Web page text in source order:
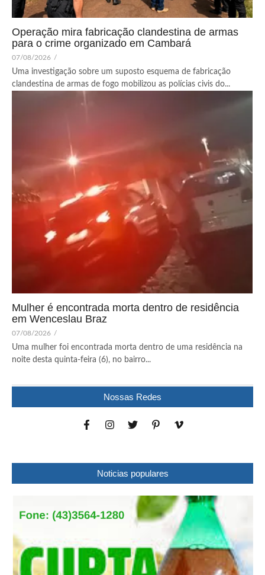
Operação mira fabricação clandestina de armas
para o crime organizado em Cambará
07/08/2026 /
Uma investigação sobre um suposto esquema de fabricação
clandestina de armas de fogo mobilizou as polícias civis do...
Mulher é encontrada morta dentro de residência
em Wenceslau Braz
07/08/2026 /
Uma mulher foi encontrada morta dentro de uma residência na
noite desta quinta-feira (6), no bairro...
Nossas Redes
Noticias populares